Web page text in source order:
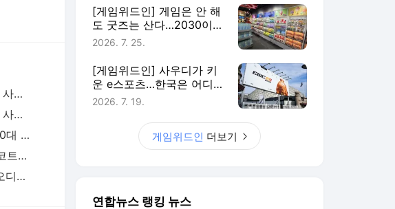
에어컨 필요 없다더니 진짜였네…전력 사용량으로 본 냉방 도시 | 연합뉴스
새벽 급습부터 회사 탈출까지…유튜브 사로잡은 '날것'의 일상 | 연합뉴스
집에서 말다툼 중 어머니 흉기 살해…10대 아들 체포 | 연합뉴스
호흡곤란 생후 2일 신생아, 경찰 에스코트로 생명 구해 | 연합뉴스
10ｍ 트로이 목마에 실제 항해까지…'오디세이' 제작 이모저모 | 연합뉴스
[게임위드인] 게임은 안 해
도 굿즈는 산다…2030이
게임에 남는 법
2026. 7. 25.
[게임위드인] 사우디가 키
운 e스포츠…한국은 어디에
있나
2026. 7. 19.
게임위드인 더보기
연합뉴스 랭킹 뉴스